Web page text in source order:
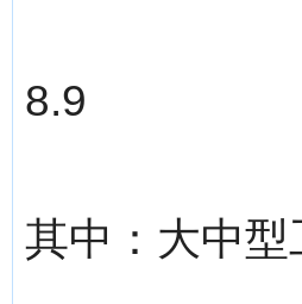
8.9
其中：大中型